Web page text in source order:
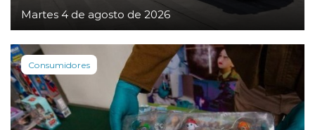
Martes 4 de agosto de 2026
Consumidores